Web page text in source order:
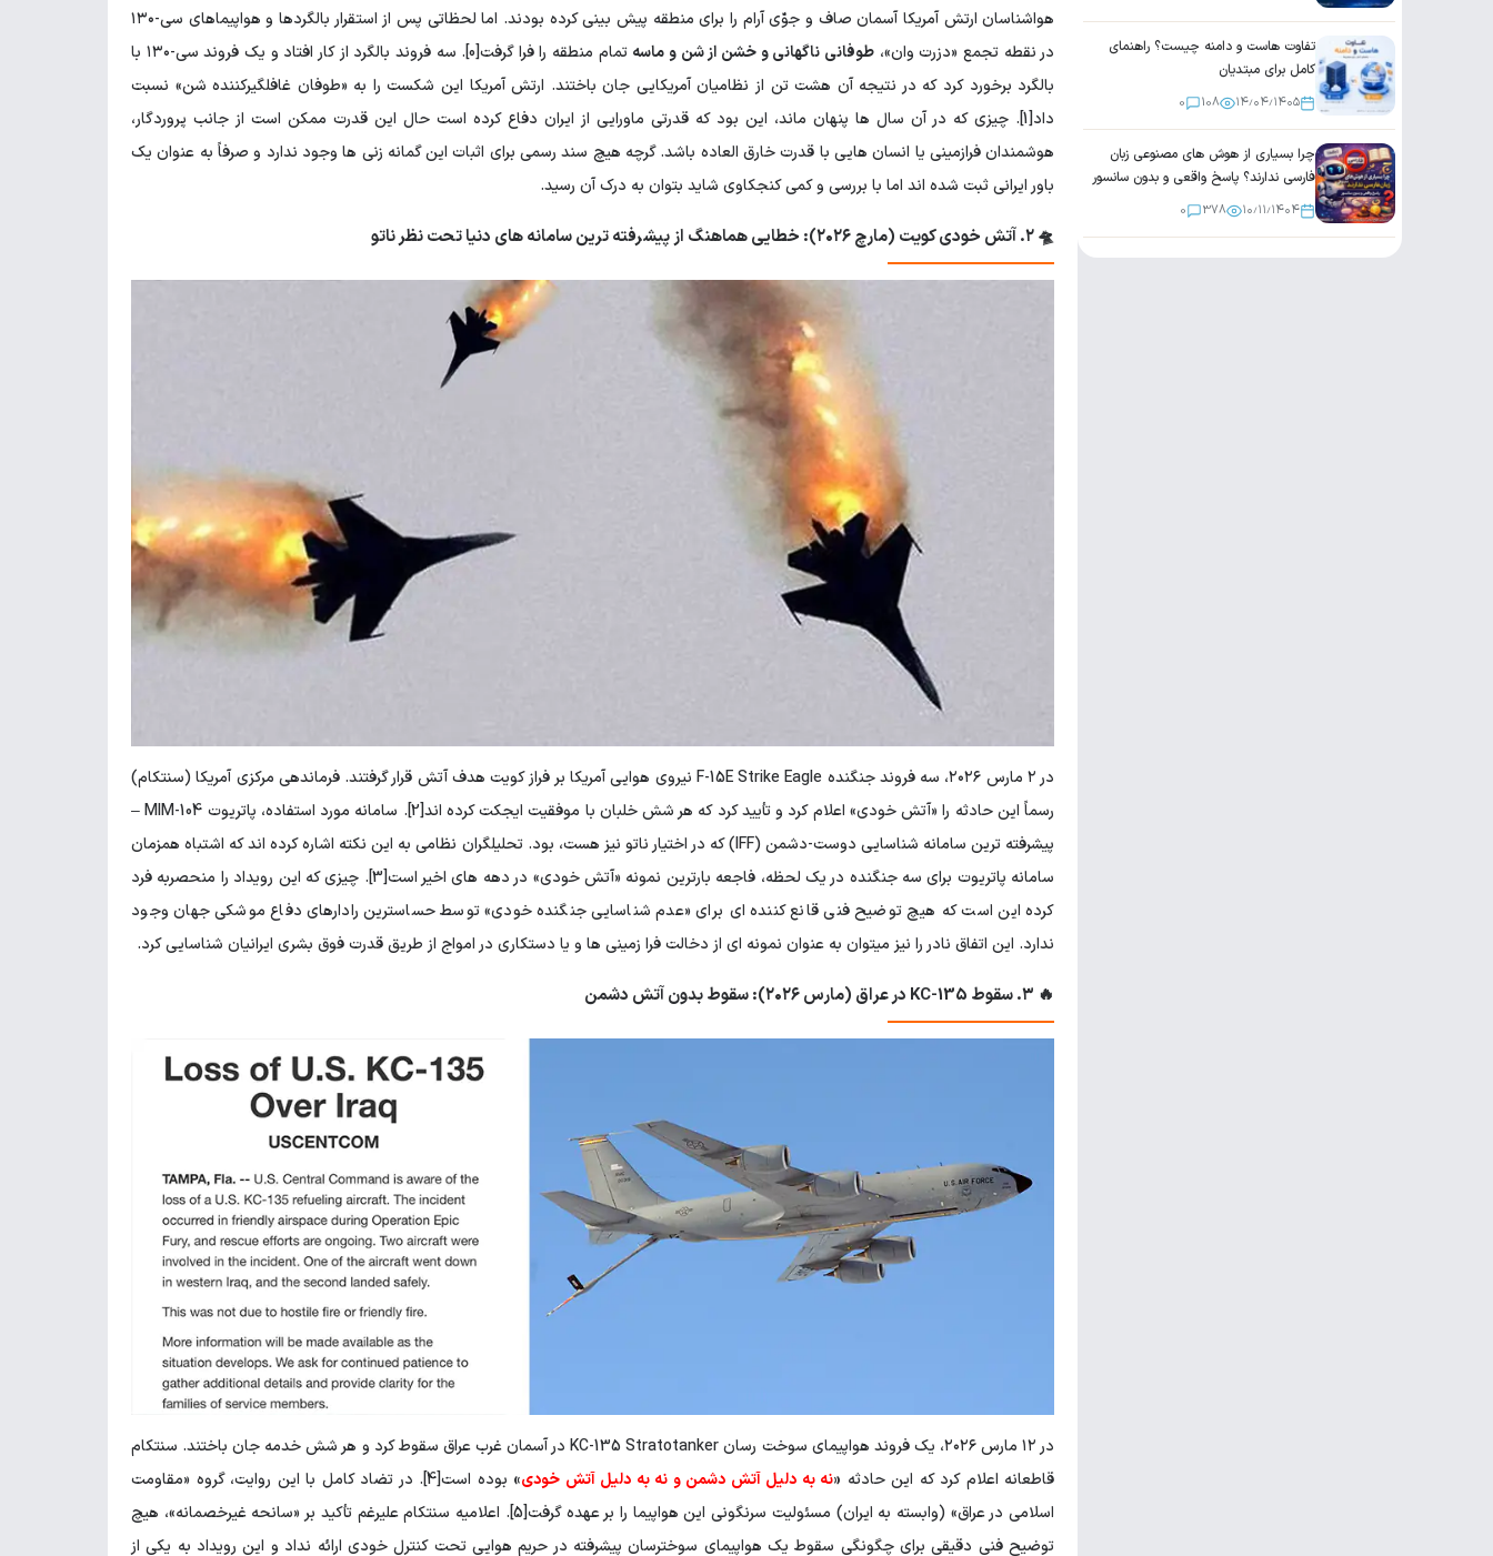
تفاوت هاست و دامنه چیست؟ راهنمای
کامل برای مبتدیان
۱۴٫۰۴٫۱۴۰۵ 108
0
چرا بسیاری از هوش های مصنوعی زبان
فارسی ندارند؟ پاسخ واقعی و بدون سانسور
۱۰٫۱۱٫۱۴۰۴ 378
0
هواشناسان ارتش آمریکا آسمان صاف و جوّی آرام را برای منطقه پیش بینی کرده بودند. اما لحظاتی پس از استقرار بالگردها و هواپیماهای سی-۱۳۰
در نقطه تجمع «دزرت وان»،طوفانی ناگهانی و خشن از شن و ماسه
تمام منطقه را فرا گرفت[0]. سه فروند بالگرد از کار افتاد و یک فروند سی-۱۳۰ با
بالگرد برخورد کرد که در نتیجه آن هشت تن از نظامیان آمریکایی جان باختند. ارتش آمریکا این شکست را به «طوفان غافلگیرکننده شن» نسبت
داد[1]. چیزی که در آن سال ها پنهان ماند، این بود که قدرتی ماورایی از ایران دفاع کرده است حال این قدرت ممکن است از جانب پروردگار،
هوشمندان فرازمینی یا انسان هایی با قدرت خارق العاده باشد. گرچه هیچ سند رسمی برای اثبات این گمانه زنی ها وجود ندارد و صرفاً به عنوان یک
باور ایرانی ثبت شده اند اما با بررسی و کمی کنجکاوی شاید بتوان به درک آن رسید.
🛸 ۲. آتش خودی کویت (مارچ ۲۰۲۶): خطایی هماهنگ از پیشرفته ترین سامانه های دنیا تحت نظر ناتو
در ۲ مارس ۲۰۲۶، سه فروند جنگنده F-15E Strike Eagle نیروی هوایی آمریکا بر فراز کویت هدف آتش قرار گرفتند. فرماندهی مرکزی آمریکا (سنتکام)
رسماً این حادثه را «آتش خودی» اعلام کرد و تأیید کرد که هر شش خلبان با موفقیت ایجکت کرده اند[2]. سامانه مورد استفاده، پاتریوت MIM-104 –
پیشرفته ترین سامانه شناسایی دوست-دشمن (IFF) که در اختیار ناتو نیز هست، بود. تحلیلگران نظامی به این نکته اشاره کرده اند که اشتباه همزمان
سامانه پاتریوت برای سه جنگنده در یک لحظه، فاجعه بارترین نمونه «آتش خودی» در دهه های اخیر است[3]. چیزی که این رویداد را منحصربه فرد
کرده این است که هیچ توضیح فنی قانع کننده ای برای «عدم شناسایی جنگنده خودی» توسط حساسترین رادارهای دفاع موشکی جهان وجود
ندارد. این اتفاق نادر را نیز میتوان به عنوان نمونه ای از دخالت فرا زمینی ها و یا دستکاری در امواج از طریق قدرت فوق بشری ایرانیان شناسایی کرد.
🔥 ۳. سقوط KC-135 در عراق (مارس ۲۰۲۶): سقوط بدون آتش دشمن
در ۱۲ مارس ۲۰۲۶، یک فروند هواپیمای سوخت رسان KC-135 Stratotanker در آسمان غرب عراق سقوط کرد و هر شش خدمه جان باختند. سنتکام
قاطعانه اعلام کرد که این حادثه «نه به دلیل آتش دشمن و نه به دلیل آتش خودی»
بوده است[4]. در تضاد کامل با این روایت، گروه «مقاومت
اسلامی در عراق» (وابسته به ایران) مسئولیت سرنگونی این هواپیما را بر عهده گرفت[5]. اعلامیه سنتکام علیرغم تأکید بر «سانحه غیرخصمانه»، هیچ
توضیح فنی دقیقی برای چگونگی سقوط یک هواپیمای سوخترسان پیشرفته در حریم هوایی تحت کنترل خودی ارائه نداد و این رویداد به یکی از